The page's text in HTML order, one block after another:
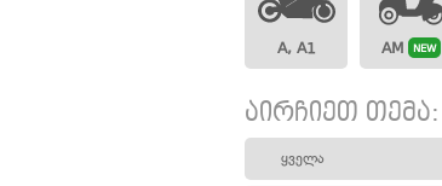
A, A1 AM NEW
აირჩიეთ თემა:
ყველა